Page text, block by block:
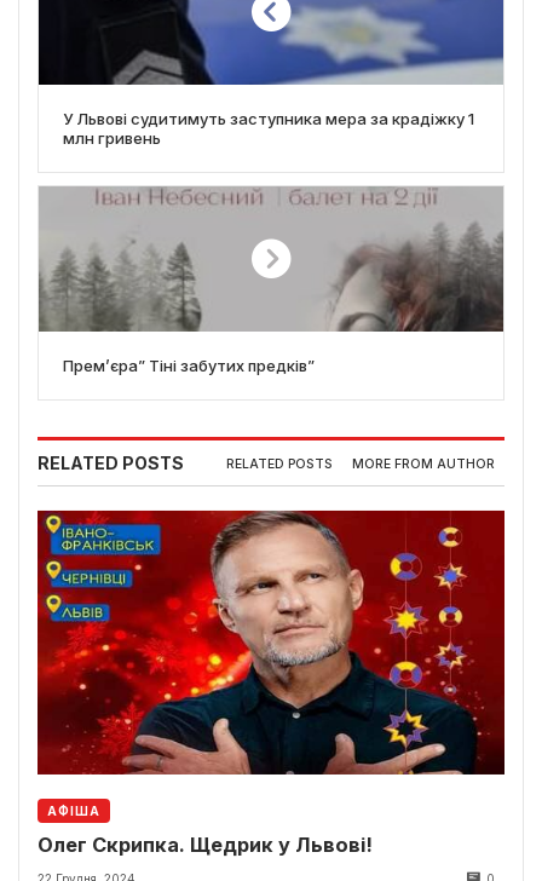
У Львові судитимуть заступника мера за крадіжку 1
млн гривень
Прем’єра” Тіні забутих предків”
RELATED POSTS RELATED POSTS MORE FROM AUTHOR
АФІША
Олег Скрипка. Щедрик у Львові!
22 Грудня, 2024 0